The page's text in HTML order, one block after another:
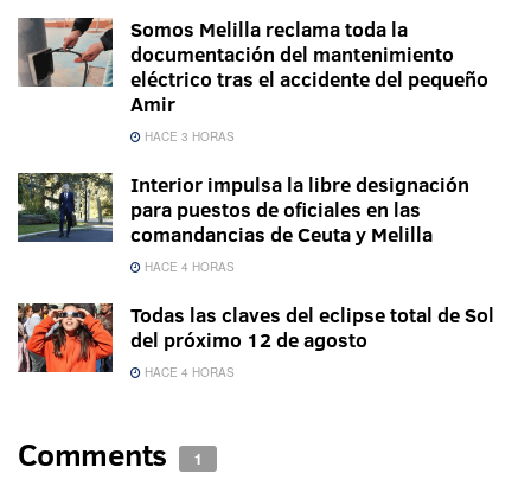
Somos Melilla reclama toda la
documentación del mantenimiento
eléctrico tras el accidente del pequeño
Amir
HACE 3 HORAS
Interior impulsa la libre designación
para puestos de oficiales en las
comandancias de Ceuta y Melilla
HACE 4 HORAS
Todas las claves del eclipse total de Sol
del próximo 12 de agosto
HACE 4 HORAS
Comments 1